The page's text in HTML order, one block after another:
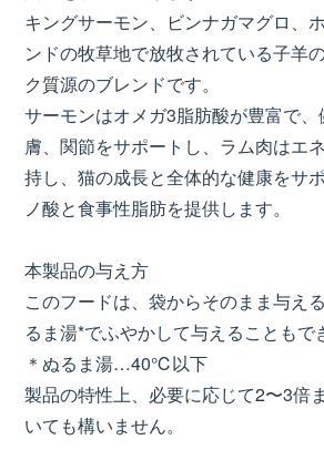
キングサーモン、ビンナガマグロ、
ンドの牧草地で放牧されている子羊
ク質源のブレンドです。
サーモンはオメガ3脂肪酸が豊富で
膚、関節をサポートし、ラム肉はエ
持し、猫の成長と全体的な健康をサ
ノ酸と食事性脂肪を提供します。
本製品の与え方
このフードは、袋からそのまま与え
るま湯*でふやかして与えることもで
＊ぬるま湯…40℃以下
製品の特性上、必要に応じて2〜3倍
いても構いません。